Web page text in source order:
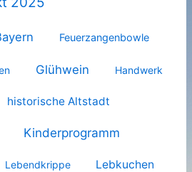
Feuerzangenbowle
Glühwein Handwerk
historische Altstadt
Kinderprogramm
Lebendkrippe Lebkuchen